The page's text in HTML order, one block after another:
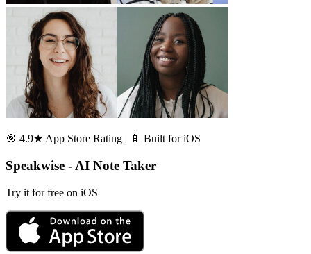
🎯 4.9★ App Store Rating | 📱 Built for iOS
Speakwise - AI Note Taker
Try it for free on iOS